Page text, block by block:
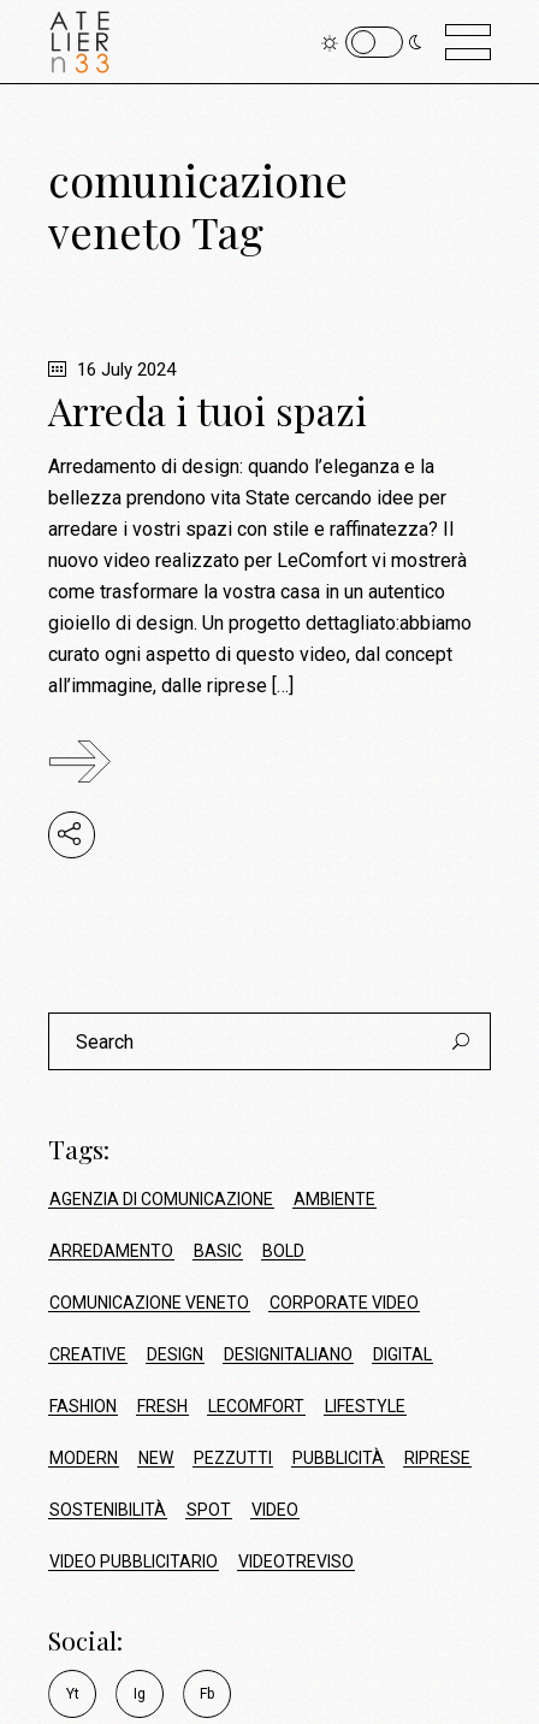
comunicazione
veneto Tag
16 July 2024
Arreda i tuoi spazi
Arredamento di design: quando l’eleganza e la
bellezza prendono vita State cercando idee per
arredare i vostri spazi con stile e raffinatezza? Il
nuovo video realizzato per LeComfort vi mostrerà
come trasformare la vostra casa in un autentico
gioiello di design. Un progetto dettagliato:abbiamo
curato ogni aspetto di questo video, dal concept
all’immagine, dalle riprese […]
Search
Tags:
AGENZIA DI COMUNICAZIONE AMBIENTE
ARREDAMENTO BASIC BOLD
COMUNICAZIONE VENETO CORPORATE VIDEO
CREATIVE DESIGN DESIGNITALIANO DIGITAL
FASHION FRESH LECOMFORT LIFESTYLE
MODERN NEW PEZZUTTI PUBBLICITÀ RIPRESE
SOSTENIBILITÀ SPOT VIDEO
VIDEO PUBBLICITARIO VIDEOTREVISO
Social:
Yt Ig Fb